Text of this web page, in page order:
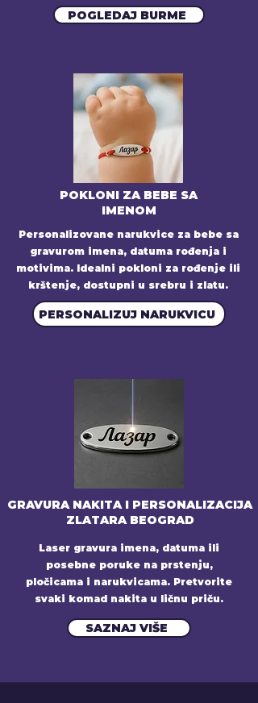
POGLEDAJ BURME
POKLONI ZA BEBE SA
IMENOM
Personalizovane narukvice za bebe sa
gravurom imena, datuma rođenja i
motivima. Idealni pokloni za rođenje ili
krštenje, dostupni u srebru i zlatu.
PERSONALIZUJ NARUKVICU
GRAVURA NAKITA I PERSONALIZACIJA
ZLATARA BEOGRAD
Laser gravura imena, datuma ili
posebne poruke na prstenju,
pločicama i narukvicama. Pretvorite
svaki komad nakita u ličnu priču.
SAZNAJ VIŠE